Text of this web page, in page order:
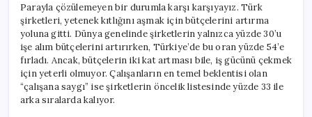
Parayla çözülemeyen bir durumla karşı karşıyayız. Türk
şirketleri, yetenek kıtlığını aşmak için bütçelerini artırma
yoluna gitti. Dünya genelinde şirketlerin yalnızca yüzde 30’u
işe alım bütçelerini artırırken, Türkiye’de bu oran yüzde 54’e
fırladı. Ancak, bütçelerin iki kat artması bile, iş gücünü çekmek
için yeterli olmuyor. Çalışanların en temel beklentisi olan
“çalışana saygı” ise şirketlerin öncelik listesinde yüzde 33 ile
arka sıralarda kalıyor.